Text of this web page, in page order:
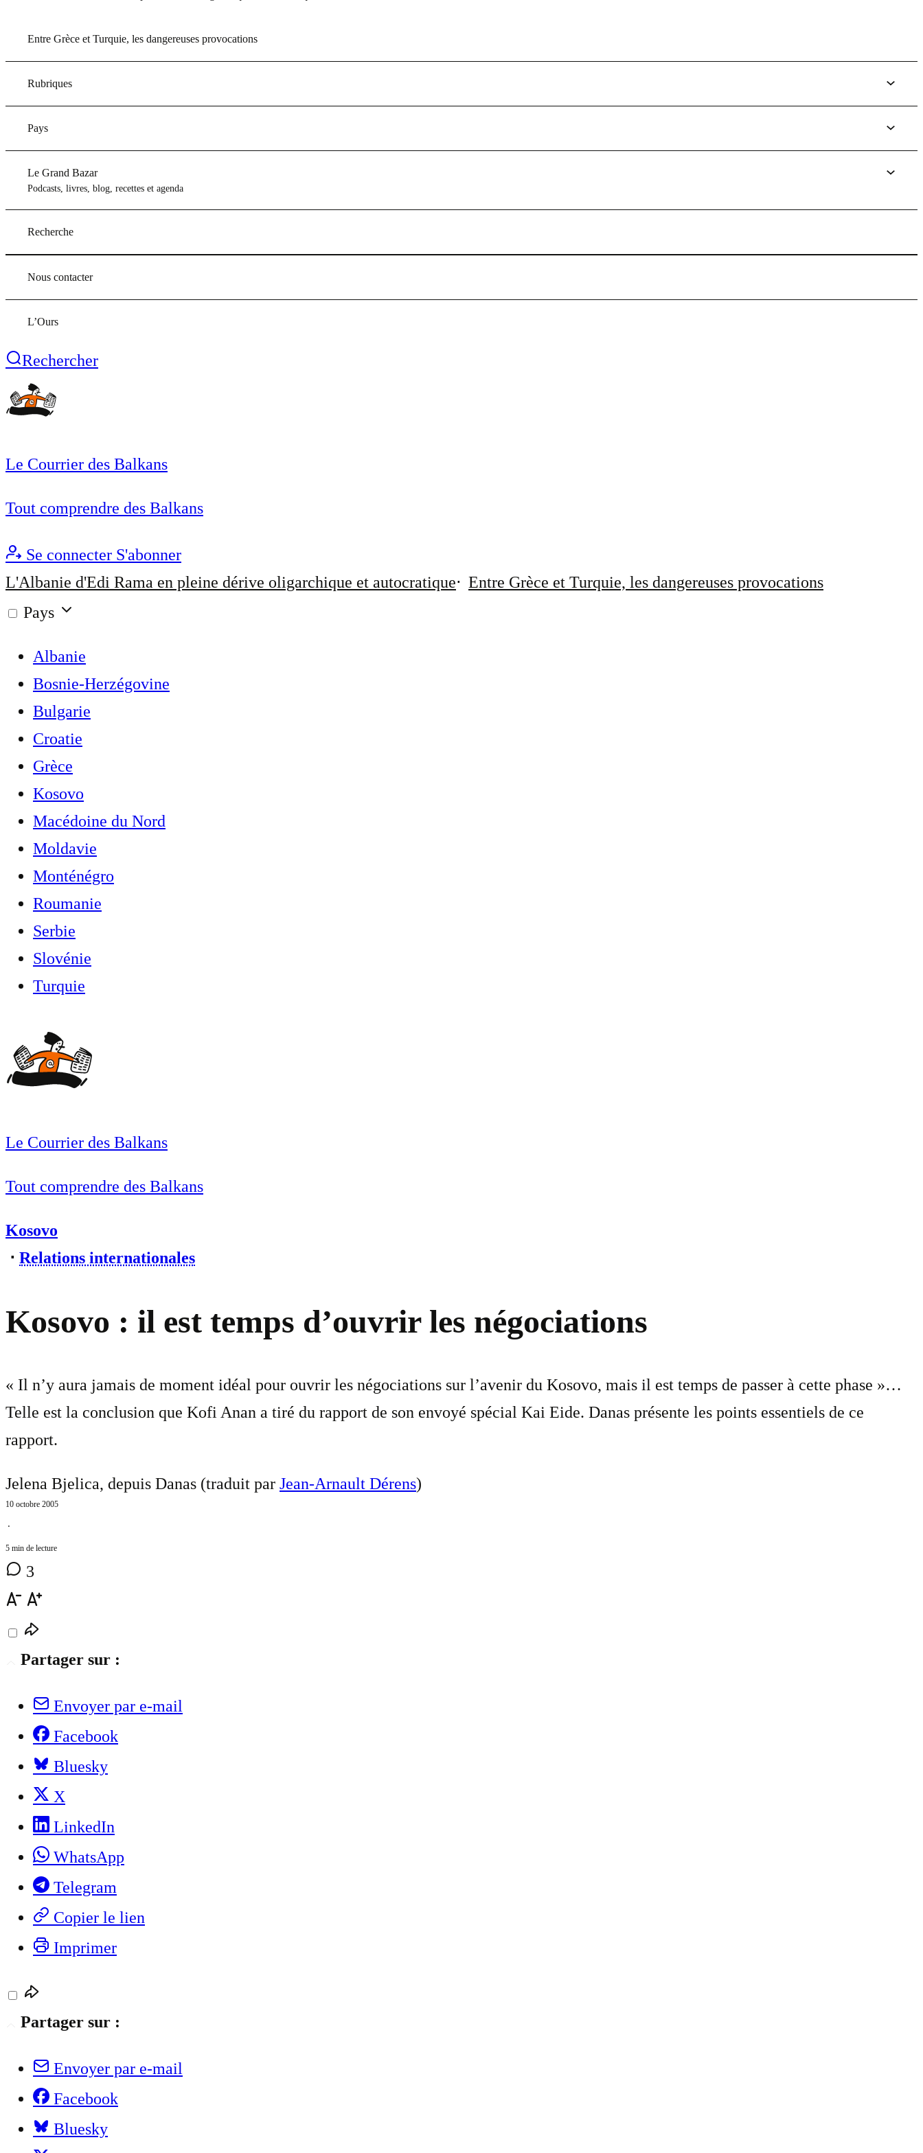
Entre Grèce et Turquie, les dangereuses provocations
Rubriques
Pays
Le Grand Bazar
Podcasts, livres, blog, recettes et agenda
Recherche
Nous contacter
L’Ours
Rechercher
Le Courrier des Balkans
Tout comprendre des Balkans
Se connecter S'abonner
L'Albanie d'Edi Rama en pleine dérive oligarchique et autocratique
Entre Grèce et Turquie, les dangereuses provocations
Pays
Albanie
Bosnie-Herzégovine
Bulgarie
Croatie
Grèce
Kosovo
Macédoine du Nord
Moldavie
Monténégro
Roumanie
Serbie
Slovénie
Turquie
Le Courrier des Balkans
Tout comprendre des Balkans
Kosovo
⋅ Relations internationales
Kosovo : il est temps d’ouvrir les négociations
« Il n’y aura jamais de moment idéal pour ouvrir les négociations sur l’avenir du Kosovo, mais il est temps de passer à cette phase »…
Telle est la conclusion que Kofi Anan a tiré du rapport de son envoyé spécial Kai Eide. Danas présente les points essentiels de ce
rapport.
Jelena Bjelica, depuis Danas (traduit par Jean-Arnault Dérens)
10 octobre 2005
⋅
5 min de lecture
3
Partager sur :
Envoyer par e-mail
Facebook
Bluesky
X
LinkedIn
WhatsApp
Telegram
Copier le lien
Imprimer
Partager sur :
Envoyer par e-mail
Facebook
Bluesky